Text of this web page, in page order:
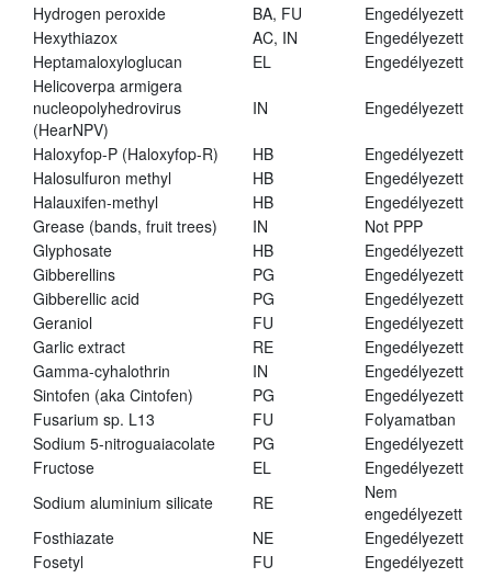
Hydrogen peroxide
BA, FU
Engedélyezett
Hexythiazox
AC, IN
Engedélyezett
Heptamaloxyloglucan
EL
Engedélyezett
Helicoverpa armigera
nucleopolyhedrovirus
(HearNPV)
IN Engedélyezett
Haloxyfop-P (Haloxyfop-R) HB
Engedélyezett
Halosulfuron methyl
HB
Engedélyezett
Halauxifen-methyl
HB
Engedélyezett
Grease (bands, fruit trees)
IN
Not PPP
Glyphosate
HB
Engedélyezett
Gibberellins
PG
Engedélyezett
Gibberellic acid
PG
Engedélyezett
Geraniol
FU
Engedélyezett
Garlic extract
RE
Engedélyezett
Gamma-cyhalothrin
IN
Engedélyezett
Sintofen (aka Cintofen)
PG
Engedélyezett
Fusarium sp. L13
FU
Folyamatban
Sodium 5-nitroguaiacolate
PG
Engedélyezett
Fructose
EL
Engedélyezett
Sodium aluminium silicate
RE
Nem
engedélyezett
Fosthiazate
NE
Engedélyezett
Fosetyl
FU
Engedélyezett